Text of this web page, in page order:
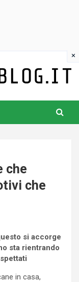
che
che
si accorge
sta rientrando
in casa,